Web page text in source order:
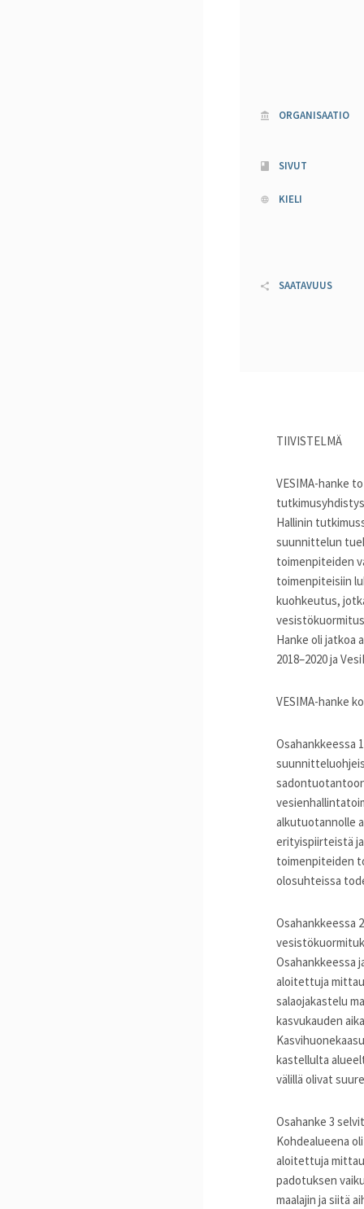
ORGANISAATIO
SIVUT
KIELI
SAATAVUUS
TIIVISTELMÄ
VESIMA-hanke
Hallinin
suunnittelun
toimenpiteiden
toimenpiteisiin
kuohkeutus,
Hanke oli jatkoa
2018–2020 ja
VESIMA-hanke
Osahankkeessa
alkutuotannolle
erityispiirteistä
toimenpiteiden
olosuhteissa
Osahankkeessa
aloitettuja
salaojakastelu
kasvukauden
kastellulta
välillä olivat
Osahanke 3
Kohdealueena
aloitettuja
padotuksen
maalajin ja siitä